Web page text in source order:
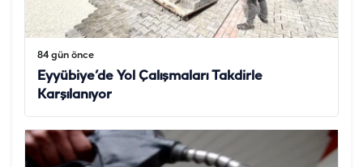
84 gün önce
Eyyübiye’de Yol Çalışmaları Takdirle
Karşılanıyor